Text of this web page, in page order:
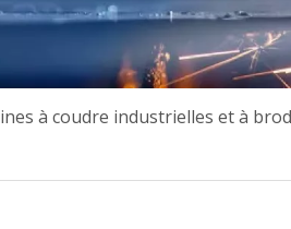
à coudre industrielles et à